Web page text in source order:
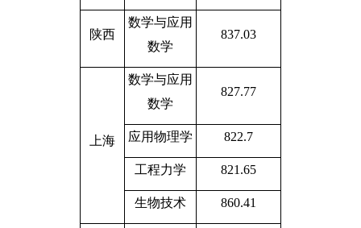
陕西
数学与应用
数学
837.03
上海
数学与应用
数学
827.77
应用物理学 822.7
工程力学 821.65
生物技术 860.41